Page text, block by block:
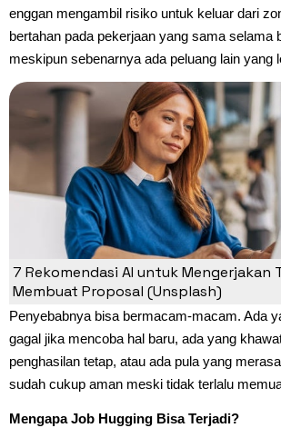
enggan mengambil risiko untuk keluar dari
bertahan pada pekerjaan yang sama selama
meskipun sebenarnya ada peluang lain yang
7 Rekomendasi AI untuk Mengerjakan
Membuat Proposal (Unsplash)
Penyebabnya bisa bermacam-macam. Ada
gagal jika mencoba hal baru, ada yang
penghasilan tetap, atau ada pula yang
sudah cukup aman meski tidak terlalu
Mengapa Job Hugging Bisa Terjadi?